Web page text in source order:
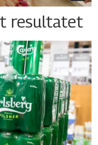
resultatet